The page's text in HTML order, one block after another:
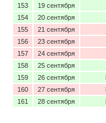
153
19 сентября
154
20 сентября
155
21 сентября
156
23 сентября
157
24 сентября
158
25 сентября
159
26 сентября
160
27 сентября
161
28 сентября